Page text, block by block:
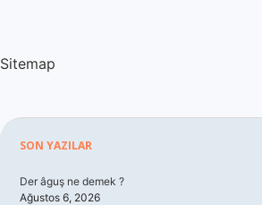
Sitemap
Sidebar
SON YAZILAR
Der âguş ne demek ?
Ağustos 6, 2026